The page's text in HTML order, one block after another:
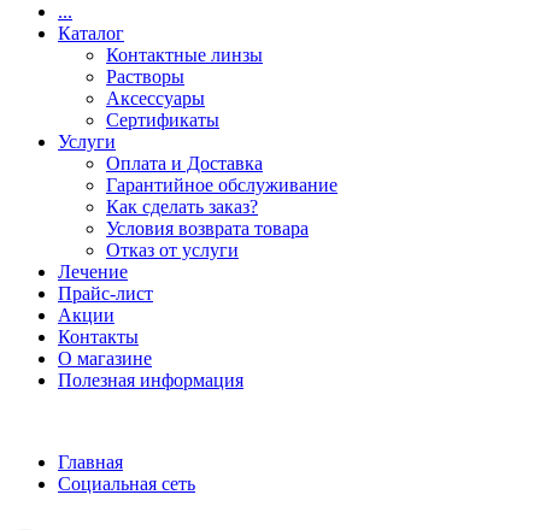
...
Каталог
Контактные линзы
Растворы
Аксессуары
Сертификаты
Услуги
Оплата и Доставка
Гарантийное обслуживание
Как сделать заказ?
Условия возврата товара
Отказ от услуги
Лечение
Прайс-лист
Акции
Контакты
О магазине
Полезная информация
Главная
Социальная сеть